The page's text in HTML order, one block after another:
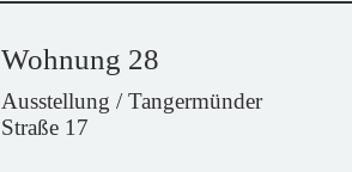
Wohnung 28
Ausstellung / Tangermünder
Straße 17